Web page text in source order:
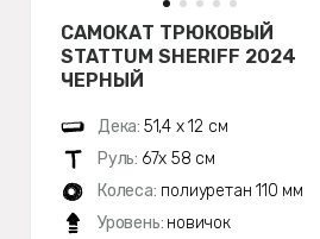
САМОКАТ ТРЮКОВЫЙ
STATTUM SHERIFF 2024
ЧЕРНЫЙ
Дека: 51,4 х 12 см
Руль: 67х 58 см
Колеса: полиуретан 110 мм
Уровень: новичок